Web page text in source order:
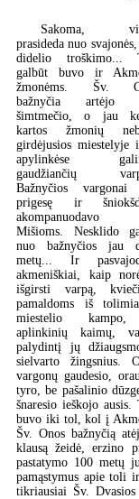
Sakoma,
prasideda nuo
didelio troškimo...
galbūt buvo ir
žmonėms. Šv.
bažnyčia artėjo
šimtmečio, o jau
kartos žmonių
girdėjusios miestelyje
apylinkėse
gaudžiančių
Bažnyčios
prigesę ir
akompanuodavo
Mišioms. Nesklido
nuo bažnyčios jau
metų... Ir
akmeniškiai, kaip
išgirsti varpą,
pamaldoms iš
miestelio
aplinkinių kaimų,
palydintį jų
sielvarto žingsnius.
vargonų gaudesio,
tyro, be pašalinio
šnaresio ieškojo ausis.
buvo iki tol, kol į
Šv. Onos bažnyčią
klausą žeidė, erzino
pastatymo 100 metų
pamąstymus apie toli
tikriausiai Šv.